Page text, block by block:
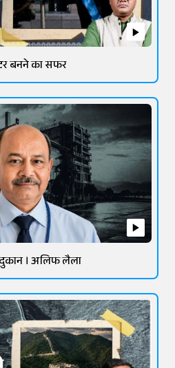
बनने का सफर
। अलिफ लैला